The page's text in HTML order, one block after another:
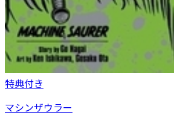
特典付き
マシンザウラー